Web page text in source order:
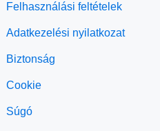
Felhasználási feltételek
Adatkezelési nyilatkozat
Biztonság
Cookie
Súgó